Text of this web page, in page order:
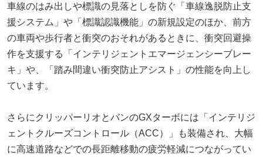
車線のはみ出しや標識の見落としを防ぐ「車線逸脱防止支
援システム」や「標識認識機能」の新規設定のほか、前方
の車両や歩行者と衝突のおそれがあるときに、衝突回避操
作を支援する「インテリジェントエマージェンシーブレー
キ」や、「踏み間違い衝突防止アシスト」の性能を向上し
ています。
さらにクリッパーリオとバンのGXターボには「インテリジ
ェントクルーズコントロール（ACC）」も装備され、大幅
に高速道路などでの長距離移動の疲労軽減につながってい